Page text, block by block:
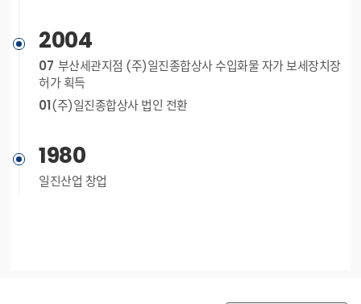
2004
07 부산세관지점 (주)일진종합상사 수입화물 자가 보세장치장
허가 획득
01(주)일진종합상사 법인 전환
1980
일진산업 창업